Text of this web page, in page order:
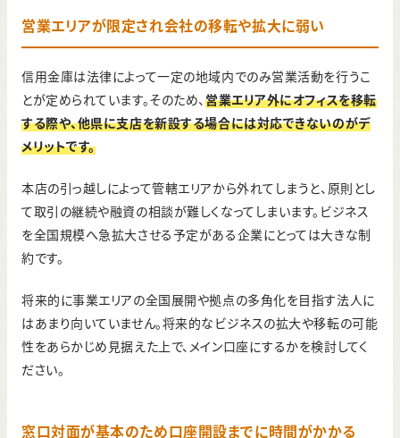
営業エリアが限定され会社の移転や拡大に弱い
信用金庫は法律によって一定の地域内でのみ営業活動を行うこ
とが定められています。そのため、営業エリア外にオフィスを移転
する際や、他県に支店を新設する場合には対応できないのがデ
メリットです。
本店の引っ越しによって管轄エリアから外れてしまうと、原則とし
て取引の継続や融資の相談が難しくなってしまいます。ビジネス
を全国規模へ急拡大させる予定がある企業にとっては大きな制
約です。
将来的に事業エリアの全国展開や拠点の多角化を目指す法人に
はあまり向いていません。将来的なビジネスの拡大や移転の可能
性をあらかじめ見据えた上で、メイン口座にするかを検討してく
ださい。
窓口対面が基本のため口座開設までに時間がかかる